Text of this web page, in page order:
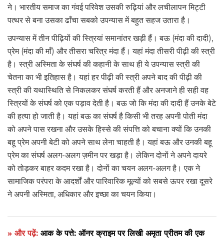
ने। भारतीय समाज का गंवई परिवेश उसकी रुढ़ियां और लचीलापन मिट्टी
पत्थर से बना उसका ढाँचा सबको उपन्यास में बहुत सहज उतारा है।
उपन्यास में तीन पीढ़ियों की स्त्रियां समानांतर खड़ी हैं। बऊ (मंदा की दादी),
प्रेम (मंदा की माँ) और तीसरा चरित्र मंदा हैं। यहां मंदा तीसरी पीढ़ी की स्त्री
है। स्त्री अस्मिता के संघर्ष की कहानी के साथ ही ये उपन्यास स्त्री की
चेतना का भी इतिहास है। यहां हर पीढ़ी की स्त्री अपने बाद की पीढ़ी की
स्त्री की यथास्थिति से निकलकर संघर्ष करती हैं और अनजाने ही सही वह
स्त्रियों के संघर्ष को एक पड़ाव देती है। बऊ जो कि मंदा की दादी हैं उनके बेटे
की हत्या हो जाती है। यहां बऊ का संघर्ष है किसी भी तरह अपनी पोती मंदा
को अपने पास रखना और उसके हिस्से की संपत्ति को बचाना क्यों कि उनकी
बहू प्रेम अपनी बेटी को अपने साथ लेना चाहती है। यहां बऊ और उनकी बहू
प्रेम का संघर्ष अलग-अलग ज़मीन पर खड़ा है। लेकिन दोनों ने अपने दायरे
को तोड़कर बाहर कदम रखा है। दोनों का चयन अलग-अलग है। एक ने
सामाजिक परंपरा के आदर्शों और पारिवारिक मूल्यों को सबसे ऊपर रखा दूसरे
ने अपनी अस्मिता, अधिकार और इच्छा का चयन किया।
» और पढ़ें: आक के पत्ते: ऑनर क्राइम पर लिखी अमृता प्रीतम की एक